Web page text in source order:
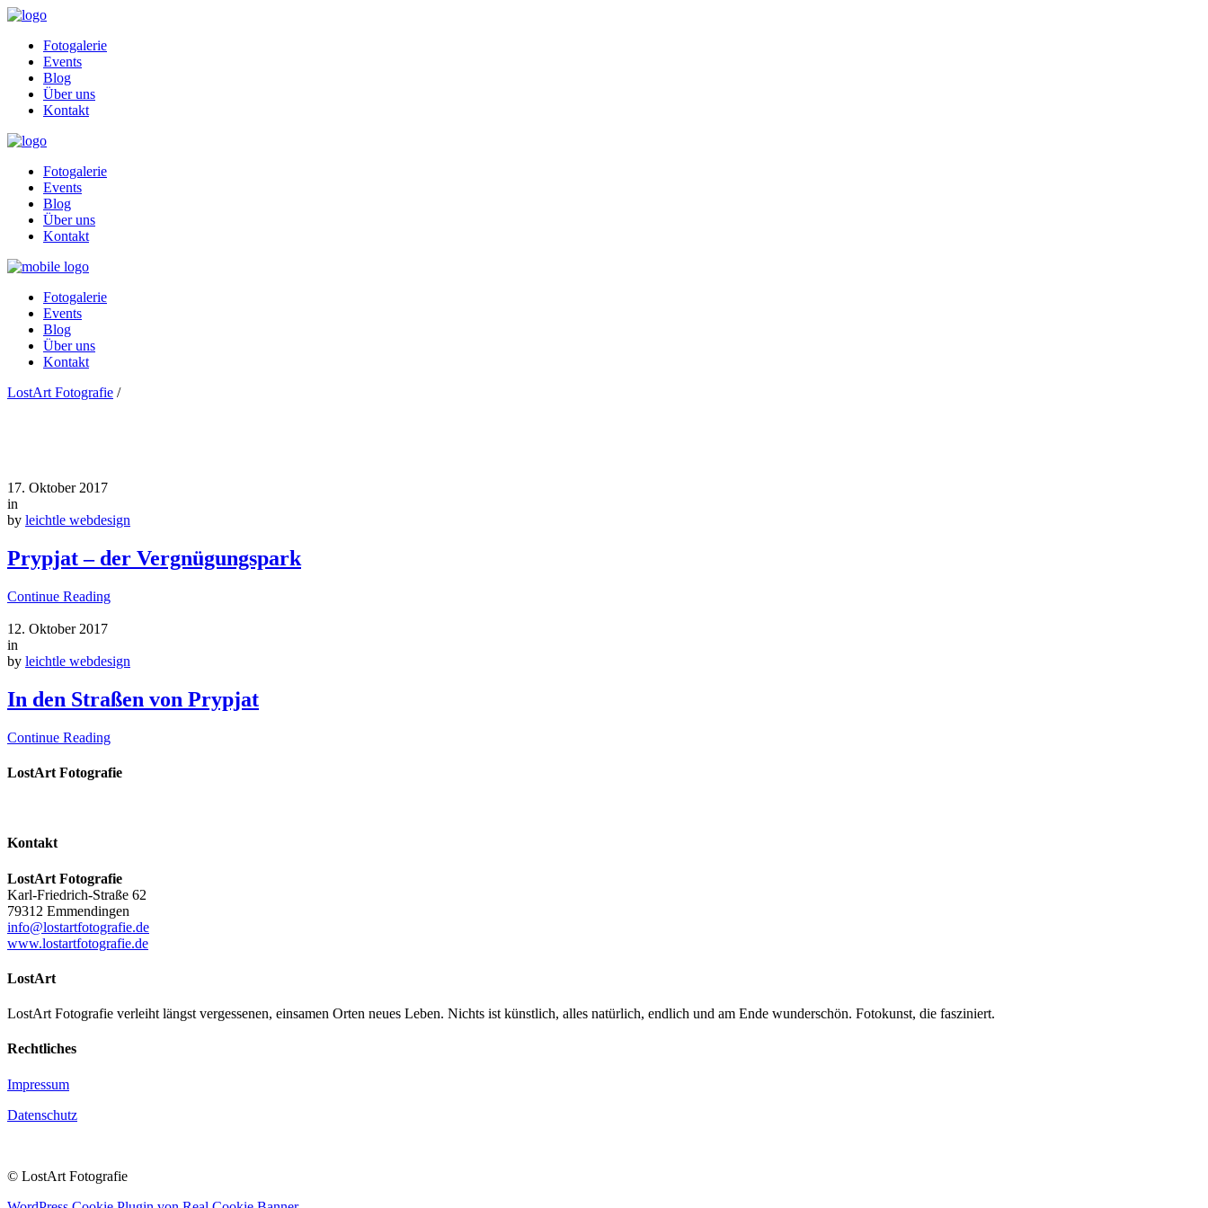
Fotogalerie
Events
Blog
Über uns
Kontakt
Fotogalerie
Events
Blog
Über uns
Kontakt
Fotogalerie
Events
Blog
Über uns
Kontakt
LostArt Fotografie /
17. Oktober 2017
in
by leichtle webdesign
Prypjat – der Vergnügungspark
Continue Reading
12. Oktober 2017
in
by leichtle webdesign
In den Straßen von Prypjat
Continue Reading
LostArt Fotografie
Kontakt
LostArt Fotografie
Karl-Friedrich-Straße 62
79312 Emmendingen
info@lostartfotografie.de
www.lostartfotografie.de
LostArt
LostArt Fotografie verleiht längst vergessenen, einsamen Orten neues Leben. Nichts ist künstlich, alles natürlich, endlich und am Ende wunderschön. Fotokunst, die fasziniert.
Rechtliches
Impressum
Datenschutz
© LostArt Fotografie